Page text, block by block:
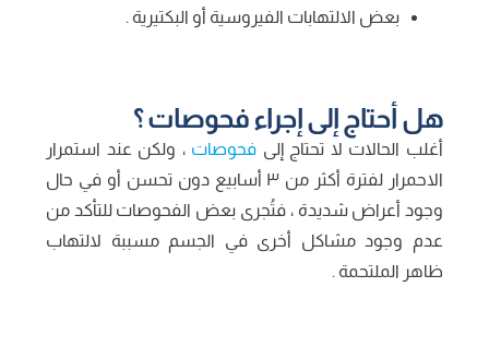
بعض الالتهابات الفيروسية أو البكتيرية .
هل أحتاج إلى إجراء فحوصات ؟
أغلب الحالات لا تحتاج إلى فحوصات ، ولكن عند استمرار
الاحمرار لفترة أكثر من ٣ أسابيع دون تحسن أو في حال
وجود أعراض شديدة ، فتُجرى بعض الفحوصات للتأكد من
عدم وجود مشاكل أخرى في الجسم مسببة لالتهاب
ظاهر الملتحمة .